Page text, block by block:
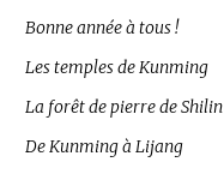
Bonne année à tous !
Les temples de Kunming
La forêt de pierre de Shilin
De Kunming à Lijang